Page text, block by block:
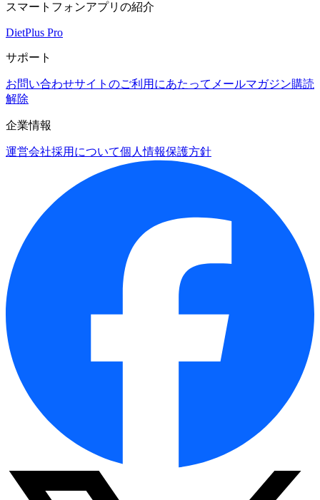
スマートフォンアプリの紹介
DietPlus Pro
サポート
お問い合わせサイトのご利用にあたって メールマガジン購読
解除
企業情報
運営会社採用について個人情報保護方針